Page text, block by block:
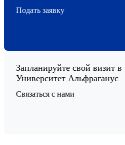
Подать заявку
Запланируйте свой визит в
Университет Альфраганус
Связаться с нами